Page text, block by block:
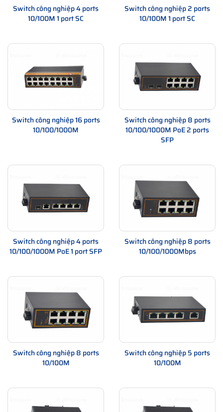
Switch công nghiệp 4 ports
10/100M 1 port SC
Switch công nghiệp 2 ports
10/100M 1 port SC
Switch công nghiệp 16 ports
10/100/1000M
Switch công nghiệp 8 ports
10/100/1000M PoE 2 ports
SFP
Switch công nghiệp 4 ports
10/100/1000M PoE 1 port SFP
Switch công nghiệp 8 ports
10/100/1000Mbps
Switch công nghiệp 8 ports
10/100M
Switch công nghiệp 5 ports
10/100M